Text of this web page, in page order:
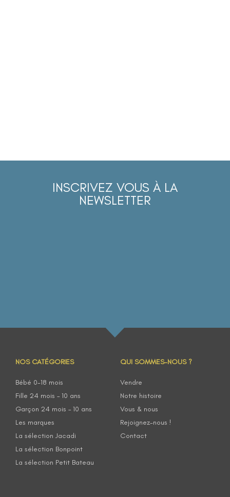
INSCRIVEZ VOUS À LA
NEWSLETTER
NOS CATÉGORIES
Bébé 0-18 mois
Fille 24 mois – 10 ans
Garçon 24 mois – 10 ans
Les marques
La sélection Jacadi
La sélection Bonpoint
La sélection Petit Bateau
QUI SOMMES-NOUS ?
Vendre
Notre histoire
Vous & nous
Rejoignez-nous !
Contact